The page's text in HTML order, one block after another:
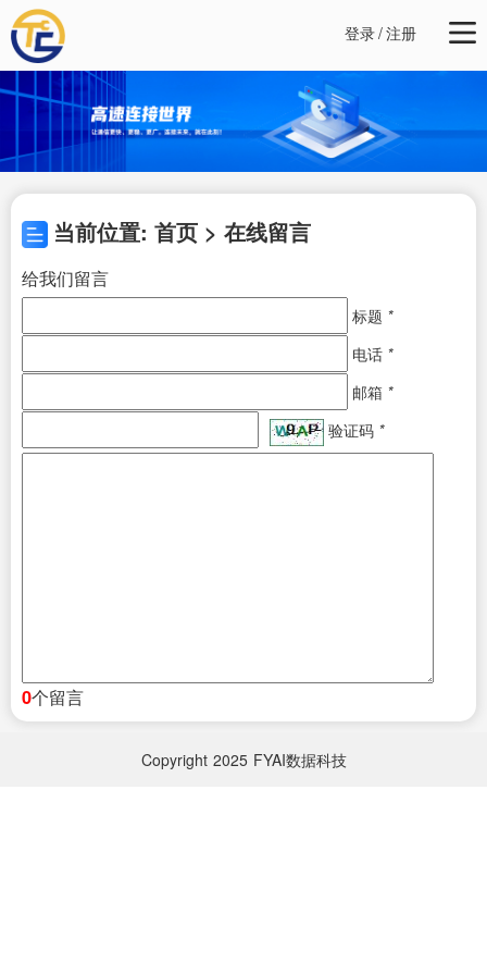
登录/注册
当前位置: 首页 > 在线留言
给我们留言
标题 *
电话 *
邮箱 *
验证码 *
0个留言
Copyright 2025 FYAI数据科技